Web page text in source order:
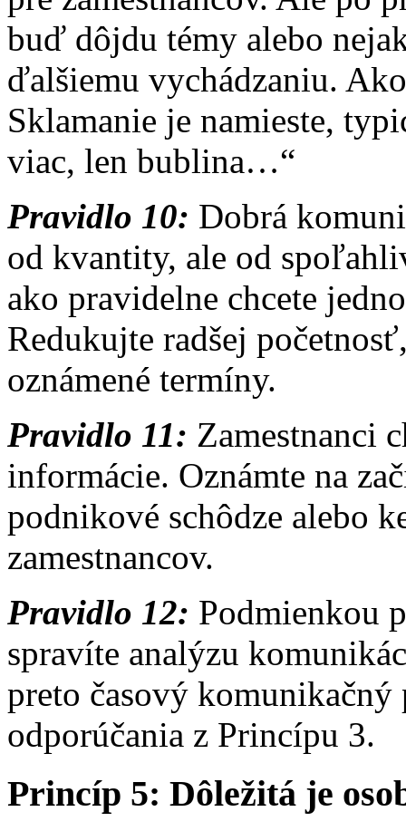
buď dôjdu témy alebo
ďalšiemu vychádzaniu.
Sklamanie je namieste,
viac, len bublina…“
Pravidlo 10: Dobrá
od kvantity, ale od
ako pravidelne chcete
Redukujte radšej
oznámené termíny.
Pravidlo 11: Zamestnanci
informácie. Oznámte na
podnikové schôdze alebo
zamestnancov.
Pravidlo 12: Podmienkou
spravíte analýzu
preto časový
odporúčania z Princípu 3.
Princíp 5: Dôležitá je